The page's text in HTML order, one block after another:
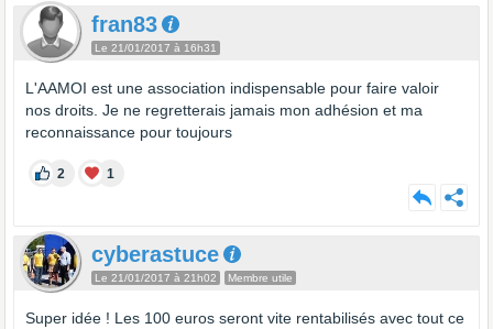
fran83
Le 21/01/2017 à 16h31
L'AAMOI est une association indispensable pour faire valoir
nos droits. Je ne regretterais jamais mon adhésion et ma
reconnaissance pour toujours
2 1
cyberastuce
Le 21/01/2017 à 21h02 Membre utile
Super idée ! Les 100 euros seront vite rentabilisés avec tout ce